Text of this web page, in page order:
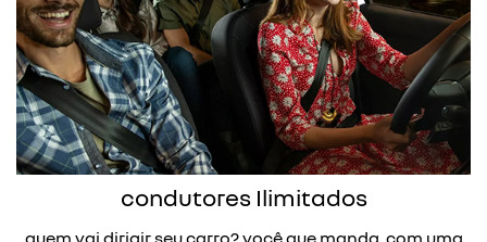
o serviço de carro por
assinatura da renault